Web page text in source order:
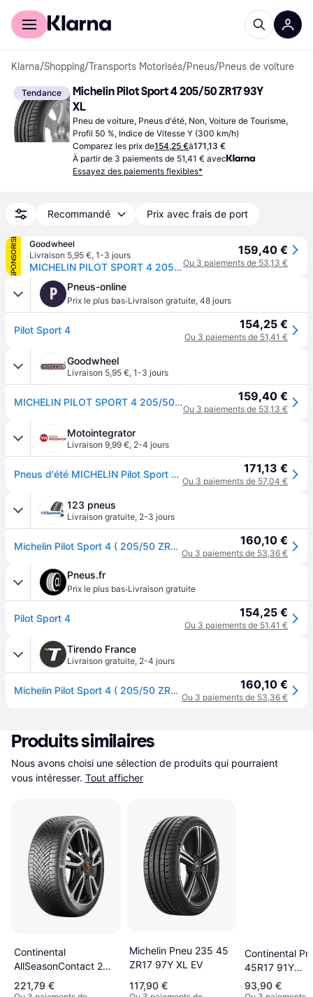
Acheter avec Klarna
Klarna/Shopping/Transports Motorisés/Pneus/Pneus de voiture
Tendance
Michelin Pilot Sport 4 205/50 ZR17 93Y
XL
Pneu de voiture, Pneus d'été, Non, Voiture de Tourisme,
Profil 50 %, Indice de Vitesse Y (300 km/h)
Comparez les prix de154,25 €à171,13 €
À partir de 3 paiements de 51,41 € avec
Essayez des paiements flexibles*
Recommandé Prix avec frais de port
SPONSORISÉ
Goodwheel
Livraison 5,95 €, 1-3 jours
MICHELIN PILOT SPORT 4 205/50R17 93(Y) XL MFS
159,40 €
Ou 3 paiements de 53,13 €
P Pneus-online
Prix le plus bas·Livraison gratuite, 48 jours
Pilot Sport 4 154,25 €
Ou 3 paiements de 51,41 €
Goodwheel
Livraison 5,95 €, 1-3 jours
MICHELIN PILOT SPORT 4 205/50R17 93(Y) XL MFS 159,40 €
Ou 3 paiements de 53,13 €
Motointegrator
Livraison 9,99 €, 2-4 jours
Pneus d'été MICHELIN Pilot Sport 4 205/50R17 XL 93Y 171,13 €
Ou 3 paiements de 57,04 €
123 pneus
Livraison gratuite, 2-3 jours
Michelin Pilot Sport 4 ( 205/50 ZR17 (93Y) XL EV Suitable, avec rebord protecteur de jante (FSL) ) 160,10 €
Ou 3 paiements de 53,36 €
Pneus.fr
Prix le plus bas·Livraison gratuite
Pilot Sport 4 154,25 €
Ou 3 paiements de 51,41 €
Tirendo France
Livraison gratuite, 2-4 jours
Michelin Pilot Sport 4 ( 205/50 ZR17 (93Y) XL EV Suitable, avec rebord protecteur de jante (FSL) ) 160,10 €
Ou 3 paiements de 53,36 €
Produits similaires
Nous avons choisi une sélection de produits qui pourraient
vous intéresser. Tout afficher
Continental
AllSeasonContact 2
265 45 R20 XL Pneu
221,79 €
Michelin Pneu 235 45
ZR17 97Y XL EV
117,90 €
Continental
45R17 91Y
93,90 €